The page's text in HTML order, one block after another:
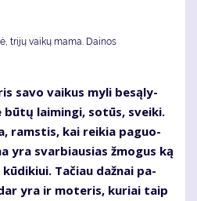
trijų vaikų mama. Dainos
sa­vo vai­kus my­li be­są­ly­
bū­tų lai­min­gi, so­tūs, svei­ki.
rams­tis, kai rei­kia pa­guo­
yra svar­biau­sias žmo­gus ką
Ta­čiau daž­nai pa­
yra ir mo­te­ris, ku­riai taip